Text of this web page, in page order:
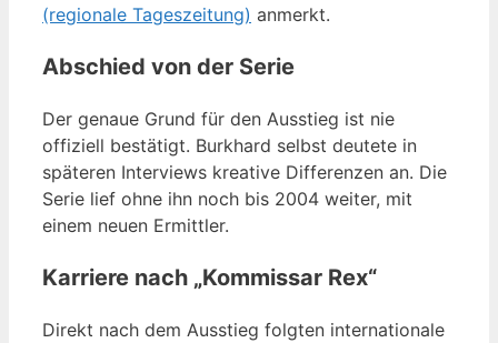
(regionale Tageszeitung) anmerkt.
Abschied von der Serie
Der genaue Grund für den Ausstieg ist nie
offiziell bestätigt. Burkhard selbst deutete in
späteren Interviews kreative Differenzen an. Die
Serie lief ohne ihn noch bis 2004 weiter, mit
einem neuen Ermittler.
Karriere nach „Kommissar Rex“
Direkt nach dem Ausstieg folgten internationale